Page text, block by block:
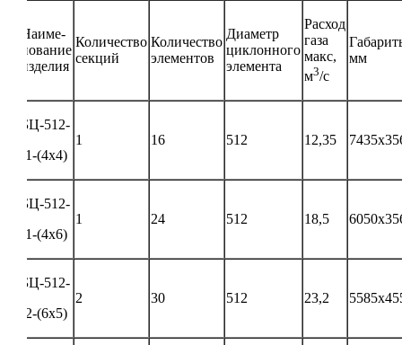
Наиме-
нование
изделия
Количество
секций
Количество
элементов
Диаметр
циклонного
элемента
Расход
газа
макс,
м3/с
мм
БЦ-512-
-1-(4х4)
1 16 512 12,35
БЦ-512-
-1-(4х6)
1 24 512 18,5
БЦ-512-
-2-(6х5)
2 30 512 23,2